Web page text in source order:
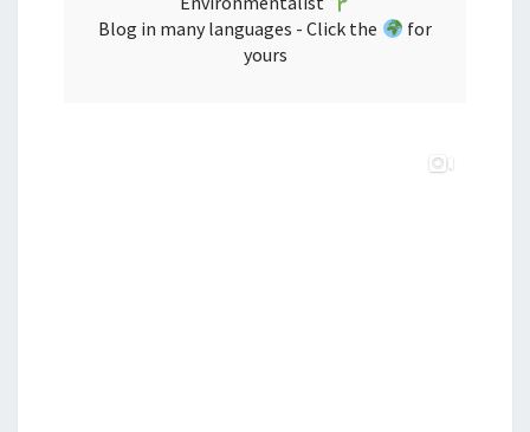
Blog in many languages - Click the
for
yours